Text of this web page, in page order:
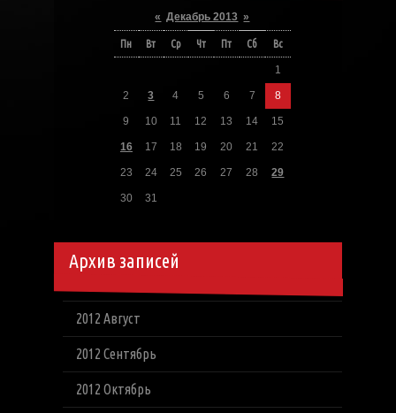
« Декабрь 2013 »
Пн Вт Ср Чт Пт Сб Вс
1
2 3 4 5 6 7 8
9 10 11 12 13 14 15
16 17 18 19 20 21 22
23 24 25 26 27 28 29
30 31
Архив записей
2012 Август
2012 Сентябрь
2012 Октябрь